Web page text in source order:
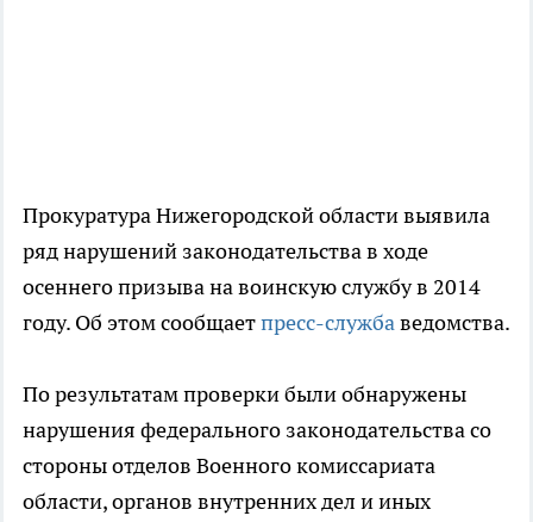
Прокуратура Нижегородской области выявила
ряд нарушений законодательства в ходе
осеннего призыва на воинскую службу в 2014
году. Об этом сообщаетпресс-службаведомства.
По результатам проверки были обнаружены
нарушения федерального законодательства со
стороны отделов Военного комиссариата
области, органов внутренних дел и иных